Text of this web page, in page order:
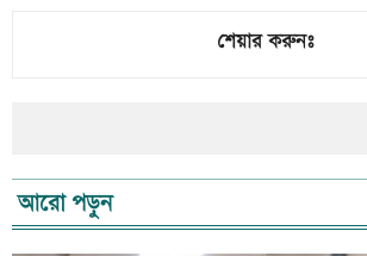
শেয়ার করুনঃ
আরো পড়ুন